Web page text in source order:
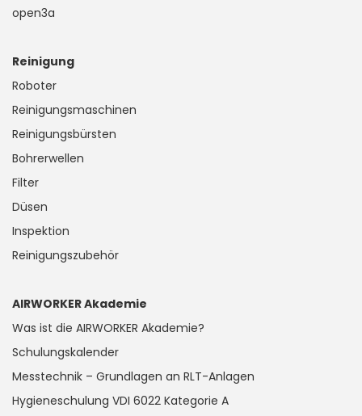
open3a
Reinigung
Roboter
Reinigungsmaschinen
Reinigungsbürsten
Bohrerwellen
Filter
Düsen
Inspektion
Reinigungszubehör
AIRWORKER Akademie
Was ist die AIRWORKER Akademie?
Schulungskalender
Messtechnik – Grundlagen an RLT-Anlagen
Hygieneschulung VDI 6022 Kategorie A